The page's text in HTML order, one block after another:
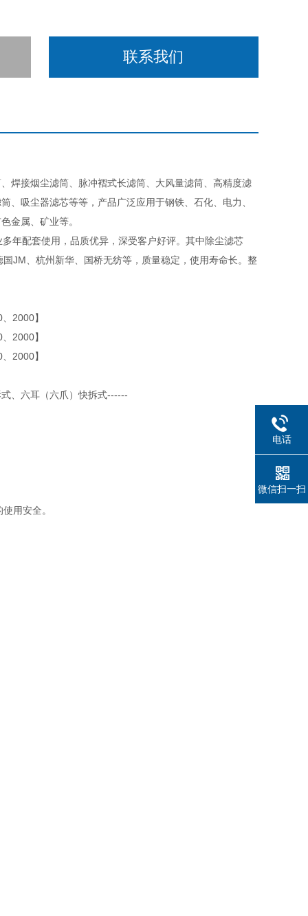
联系我们
焊接烟尘滤筒、脉冲褶式长滤筒、大风量滤筒、高精度滤
、吸尘器滤芯等等，产品广泛应用于钢铁、石化、电力、
金属、矿业等。
年配套使用，品质优异，深受客户好评。其中除尘滤芯
JM、杭州新华、国桥无纺等，质量稳定，使用寿命长。整
2000】
2000】
2000】
、六耳（六爪）快拆式------
用安全。
电话
微信扫一扫